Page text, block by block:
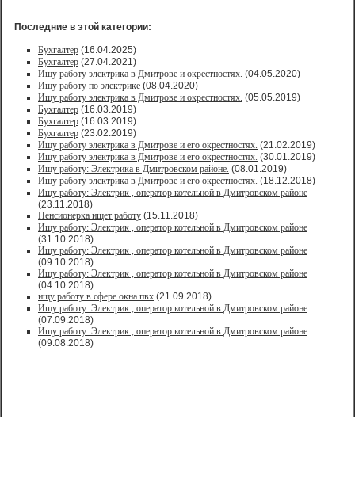
Последние в этой категории:
Бухгалтер (16.04.2025)
Бухгалтер (27.04.2021)
Ищу работу электрика в Дмитрове и окрестностях. (04.05.2020)
Ищу работу по электрике (08.04.2020)
Ищу работу электрика в Дмитрове и окрестностях. (05.05.2019)
Бухгалтер (16.03.2019)
Бухгалтер (16.03.2019)
Бухгалтер (23.02.2019)
Ищу работу электрика в Дмитрове и его окрестностях. (21.02.2019)
Ищу работу электрика в Дмитрове и его окрестностях. (30.01.2019)
Ищу работу: Электрика в Дмитровском районе. (08.01.2019)
Ищу работу электрика в Дмитрове и его окрестностях. (18.12.2018)
Ищу работу: Электрик , оператор котельной в Дмитровском районе
(23.11.2018)
Пенсионерка ищет работу (15.11.2018)
Ищу работу: Электрик , оператор котельной в Дмитровском районе
(31.10.2018)
Ищу работу: Электрик , оператор котельной в Дмитровском районе
(09.10.2018)
Ищу работу: Электрик , оператор котельной в Дмитровском районе
(04.10.2018)
ищу работу в сфере окна пвх (21.09.2018)
Ищу работу: Электрик , оператор котельной в Дмитровском районе
(07.09.2018)
Ищу работу: Электрик , оператор котельной в Дмитровском районе
(09.08.2018)